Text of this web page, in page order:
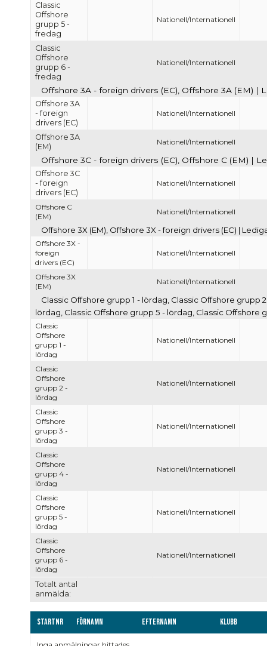
Totalt antal
anmälda:
Classic
Offshore
grupp 5 -
fredag
Nationell/Internationell
Classic
Offshore
grupp 6 -
fredag
Nationell/Internationell
Offshore 3A - foreign drivers (EC), Offshore 3A (EM) |
Offshore 3A
- foreign
drivers (EC)
Nationell/Internationell
Offshore 3A
(EM)
Nationell/Internationell
Offshore 3C - foreign drivers (EC), Offshore C (EM) |
Offshore 3C
- foreign
drivers (EC)
Nationell/Internationell
Offshore C
(EM)
Nationell/Internationell
Offshore 3X (EM), Offshore 3X - foreign drivers (EC) |
Offshore 3X -
foreign
drivers (EC)
Nationell/Internationell
Offshore 3X
(EM)
Nationell/Internationell
Classic Offshore grupp 1 - lördag, Classic Offshore grupp
lördag, Classic Offshore grupp 5 - lördag, Classic Offshore
Classic
Offshore
grupp 1 -
lördag
Nationell/Internationell
Classic
Offshore
grupp 2 -
lördag
Nationell/Internationell
Classic
Offshore
grupp 3 -
lördag
Nationell/Internationell
Classic
Offshore
grupp 4 -
lördag
Nationell/Internationell
Classic
Offshore
grupp 5 -
lördag
Nationell/Internationell
Classic
Offshore
grupp 6 -
lördag
Nationell/Internationell
Startnr Förnamn Efternamn Klubb